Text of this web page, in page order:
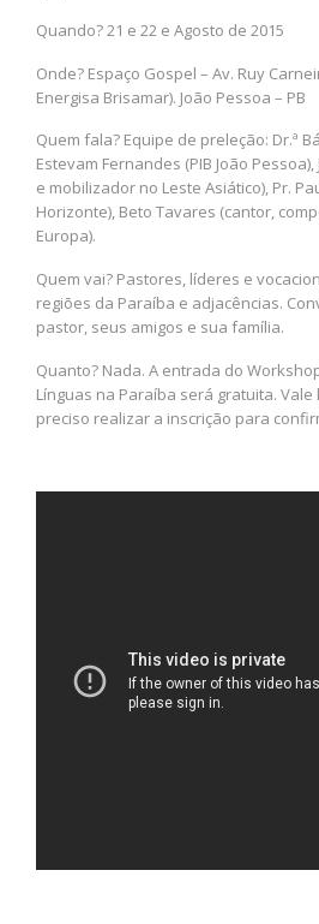
Quando? 21 e 22 e Agosto de 2015
Onde? Espaço Gospel – Av. Ruy
Energisa Brisamar). João Pessoa – PB
Quem fala? Equipe de preleção: Dr.ª
Estevam Fernandes (PIB João
e mobilizador no Leste Asiático), Pr.
Horizonte), Beto Tavares (cantor,
Europa).
Quem vai? Pastores, líderes e
regiões da Paraíba e adjacências.
pastor, seus amigos e sua família.
Quanto? Nada. A entrada do
Línguas na Paraíba será gratuita.
preciso realizar a inscrição para